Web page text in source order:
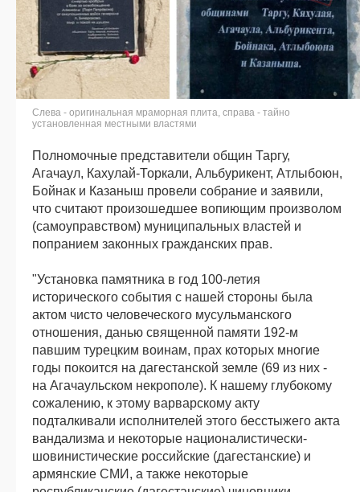
Cлева - оригинальная мраморная плита, справа - тайно
установленная местными властями
Полномочные представители общин Таргу,
Агачаул, Кахулай-Торкали, Альбурикент, Атлыбоюн,
Бойнак и Казаныш провели собрание и заявили,
что считают произошедшее вопиющим произволом
(самоуправством) муниципальных властей и
попранием законных гражданских прав.
"Установка памятника в год 100-летия
исторического события с нашей стороны была
актом чисто человеческого мусульманского
отношения, данью священной памяти 192-м
павшим турецким воинам, прах которых многие
годы покоится на дагестанской земле (69 из них -
на Агачаульском некрополе). К нашему глубокому
сожалению, к этому варварскому акту
подталкивали исполнителей этого бесстыжего акта
вандализма и некоторые националистически-
шовинистические российские (дагестанские) и
армянские СМИ, а также некоторые